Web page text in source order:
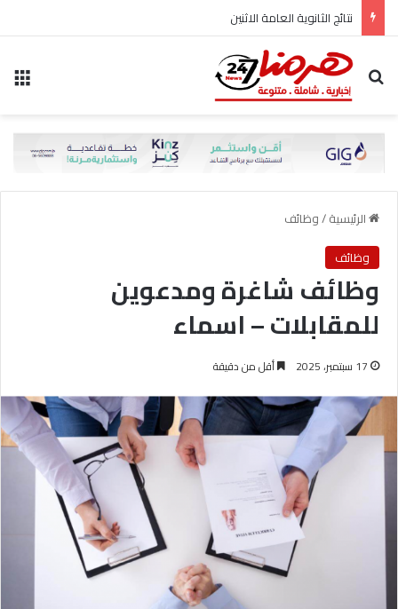
نتائج الثانوية العامة الاثنين
بحث عن
الرئيسية/وظائف
وظائف
وظائف شاغرة ومدعوين
للمقابلات – اسماء
17 سبتمبر، 2025 أقل من دقيقة